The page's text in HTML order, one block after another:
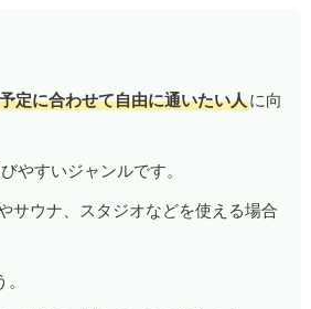
定に合わせて自由に通いたい人に向
やすいジャンルです。
サウナ、スタジオなどを使える場合